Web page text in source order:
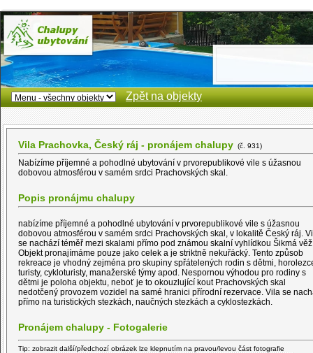
Zpět na objekty
Vila Prachovka, Český ráj - pronájem chalupy (č. 931)
Nabízíme příjemné a pohodlné ubytování v prvorepublikové vile s úžasnou
dobovou atmosférou v samém srdci Prachovských skal.
Popis pronájmu chalupy
nabízíme příjemné a pohodlné ubytování v prvorepublikové vile s úžasnou
dobovou atmosférou v samém srdci Prachovských skal, v lokalitě Český ráj.
se nachází téměř mezi skalami přímo pod známou skalní vyhlídkou Šikmá
Objekt pronajímáme pouze jako celek a je striktně nekuřácký. Tento způsob
rekreace je vhodný zejména pro skupiny spřátelených rodin s dětmi,
turisty, cykloturisty, manažerské týmy apod. Nespornou výhodou pro rodiny s
dětmi je poloha objektu, neboť je to okouzlující kout Prachovských skal
nedotčený provozem vozidel na samé hranici přírodní rezervace. Vila se
přímo na turistických stezkách, naučných stezkách a cyklostezkách.
Pronájem chalupy - Fotogalerie
Tip: zobrazit další/předchozí obrázek lze klepnutím na pravou/levou část fotografie